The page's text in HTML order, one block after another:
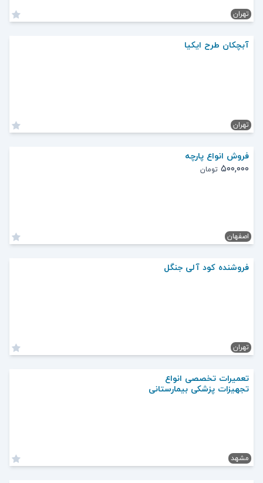
تهران
آبچکان طرح ایکیا
تهران
فروش انواع پارچه
۵۰۰,۰۰۰ تومان
اصفهان
فروشنده کود آلی جنگل
تهران
تعمیرات تخصصی انواع
تجهیزات پزشکی بیمارستانی
مشهد